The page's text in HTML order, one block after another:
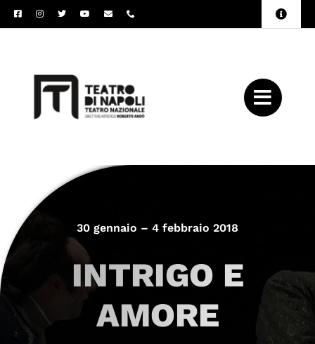
Salta
al
Toggle
30 gennaio – 4 febbraio 2018
INTRIGO E
AMORE